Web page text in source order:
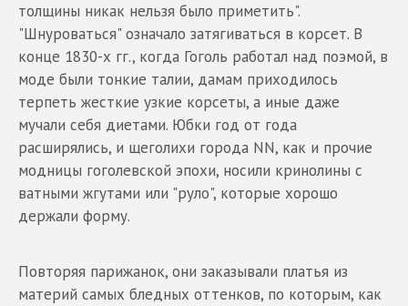
толщины никак нельзя было приметить".
"Шнуроваться" означало затягиваться в корсет. В
конце 1830-х гг., когда Гоголь работал над поэмой, в
моде были тонкие талии, дамам приходилось
терпеть жесткие узкие корсеты, а иные даже
мучали себя диетами. Юбки год от года
расширялись, и щеголихи города NN, как и прочие
модницы гоголевской эпохи, носили кринолины с
ватными жгутами или "руло", которые хорошо
держали форму.
Повторяя парижанок, они заказывали платья из
материй самых бледных оттенков, по которым, как